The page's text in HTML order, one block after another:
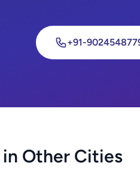
+91-
Other Cities